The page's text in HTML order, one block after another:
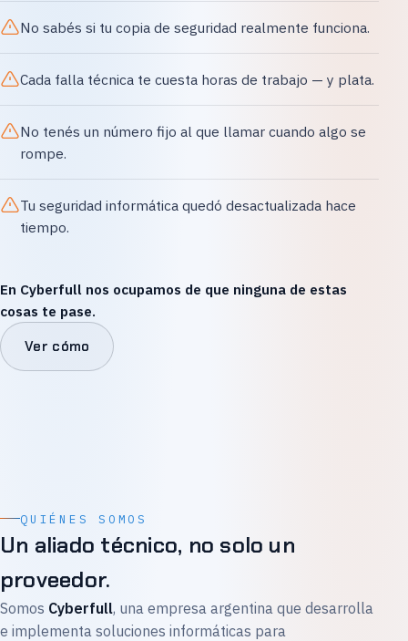
No sabés si tu copia de seguridad realmente funciona.
Cada falla técnica te cuesta horas de trabajo — y plata.
No tenés un número fijo al que llamar cuando algo se
rompe.
Tu seguridad informática quedó desactualizada hace
tiempo.
En Cyberfull nos ocupamos de que ninguna de estas
cosas te pase.
Ver cómo
QUIÉNES SOMOS
Un aliado técnico, no solo un
proveedor.
Somos Cyberfull, una empresa argentina que desarrolla
e implementa soluciones informáticas para